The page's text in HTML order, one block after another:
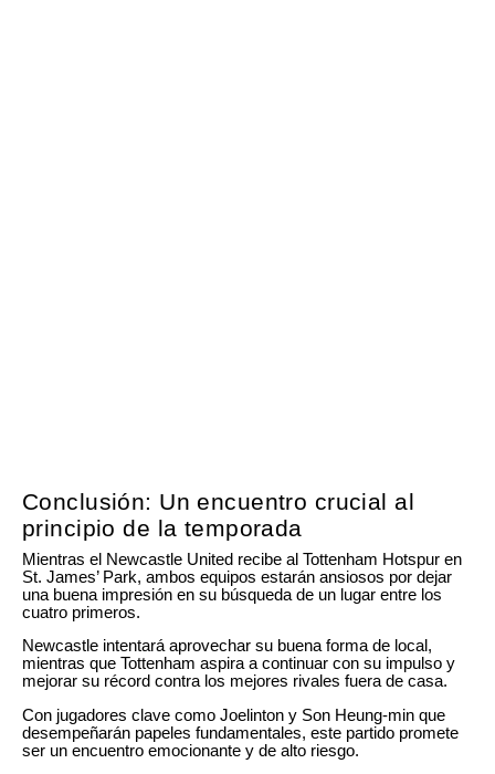
Conclusión: Un encuentro crucial al
principio de la temporada
Mientras el Newcastle United recibe al Tottenham Hotspur en
St. James’ Park, ambos equipos estarán ansiosos por dejar
una buena impresión en su búsqueda de un lugar entre los
cuatro primeros.
Newcastle intentará aprovechar su buena forma de local,
mientras que Tottenham aspira a continuar con su impulso y
mejorar su récord contra los mejores rivales fuera de casa.
Con jugadores clave como Joelinton y Son Heung-min que
desempeñarán papeles fundamentales, este partido promete
ser un encuentro emocionante y de alto riesgo.